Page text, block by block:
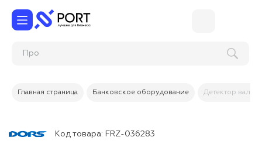
Главная страница Банковское оборудование Детектор валют
Код товара: FRZ-036283